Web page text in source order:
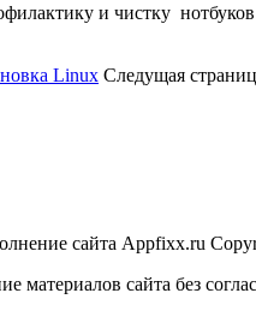
и чистку
Linux Следущая
сайта Appfixx.ru
материалов сайта без